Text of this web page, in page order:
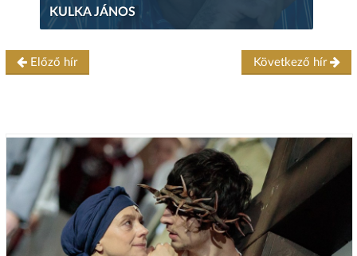
KULKA JÁNOS
Előző hír Következő hír